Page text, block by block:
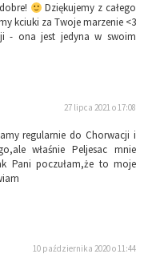
Dziękujemy z całego
kciuki za Twoje marzenie <3
- ona jest jedyna w swoim
27 lipca 2021 o 17:08
regularnie do Chorwacji i
właśnie Peljesac mnie
Pani poczułam,że to moje
10 października 2020 o 11:44